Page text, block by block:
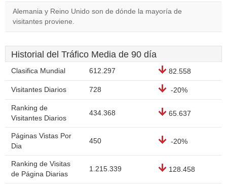
Alemania y Reino Unido son de dónde la mayoría de
visitantes proviene.
Historial del Tráfico Media de 90 día
Clasifica Mundial 612.297 82.558
Visitantes Diarios 728 -20%
Ranking de
Visitantes Diarios
434.368 65.637
Páginas Vistas Por
Dia
450 -20%
Ranking de Visitas
de Página Diarias
1.215.339 128.458